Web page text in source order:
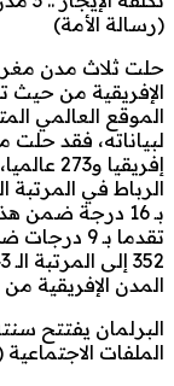
(رسالة الأمة)
الإفريقية من حيث
لبياناته، فقد حلت
بـ 16 درجة
تقدما بـ
المدن الإفريقية
البرلمان يفتتح
الملفات